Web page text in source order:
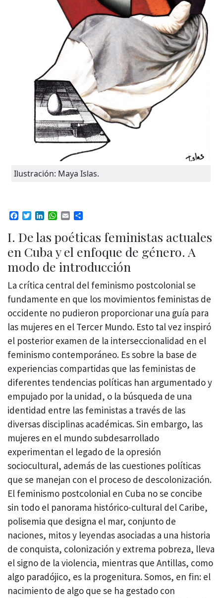
Ilustración: Maya Islas.
Facebook
TwitterLinkedIn
WhatsApp
Email
I. De las poéticas feministas actuales
en Cuba y el enfoque de género. A
modo de introducción
La crítica central del feminismo postcolonial se
fundamente en que los movimientos feministas de
occidente no pudieron proporcionar una guía para
las mujeres en el Tercer Mundo. Esto tal vez inspiró
el posterior examen de la interseccionalidad en el
feminismo contemporáneo. Es sobre la base de
experiencias compartidas que las feministas de
diferentes tendencias políticas han argumentado y
empujado por la unidad, o la búsqueda de una
identidad entre las feministas a través de las
diversas disciplinas académicas. Sin embargo, las
mujeres en el mundo subdesarrollado
experimentan el legado de la opresión
sociocultural, además de las cuestiones políticas
que se manejan con el proceso de descolonización.
El feminismo postcolonial en Cuba no se concibe
sin todo el panorama histórico-cultural del Caribe,
polisemia que designa el mar, conjunto de
naciones, mitos y leyendas asociadas a una historia
de conquista, colonización y extrema pobreza, lleva
el signo de la violencia, mientras que Antillas, como
algo paradójico, es la progenitura. Somos, en fin: el
nacimiento de algo que se ha gestado con